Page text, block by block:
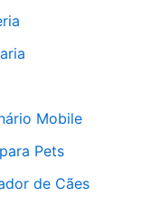
Mobile
Pets
de Cães